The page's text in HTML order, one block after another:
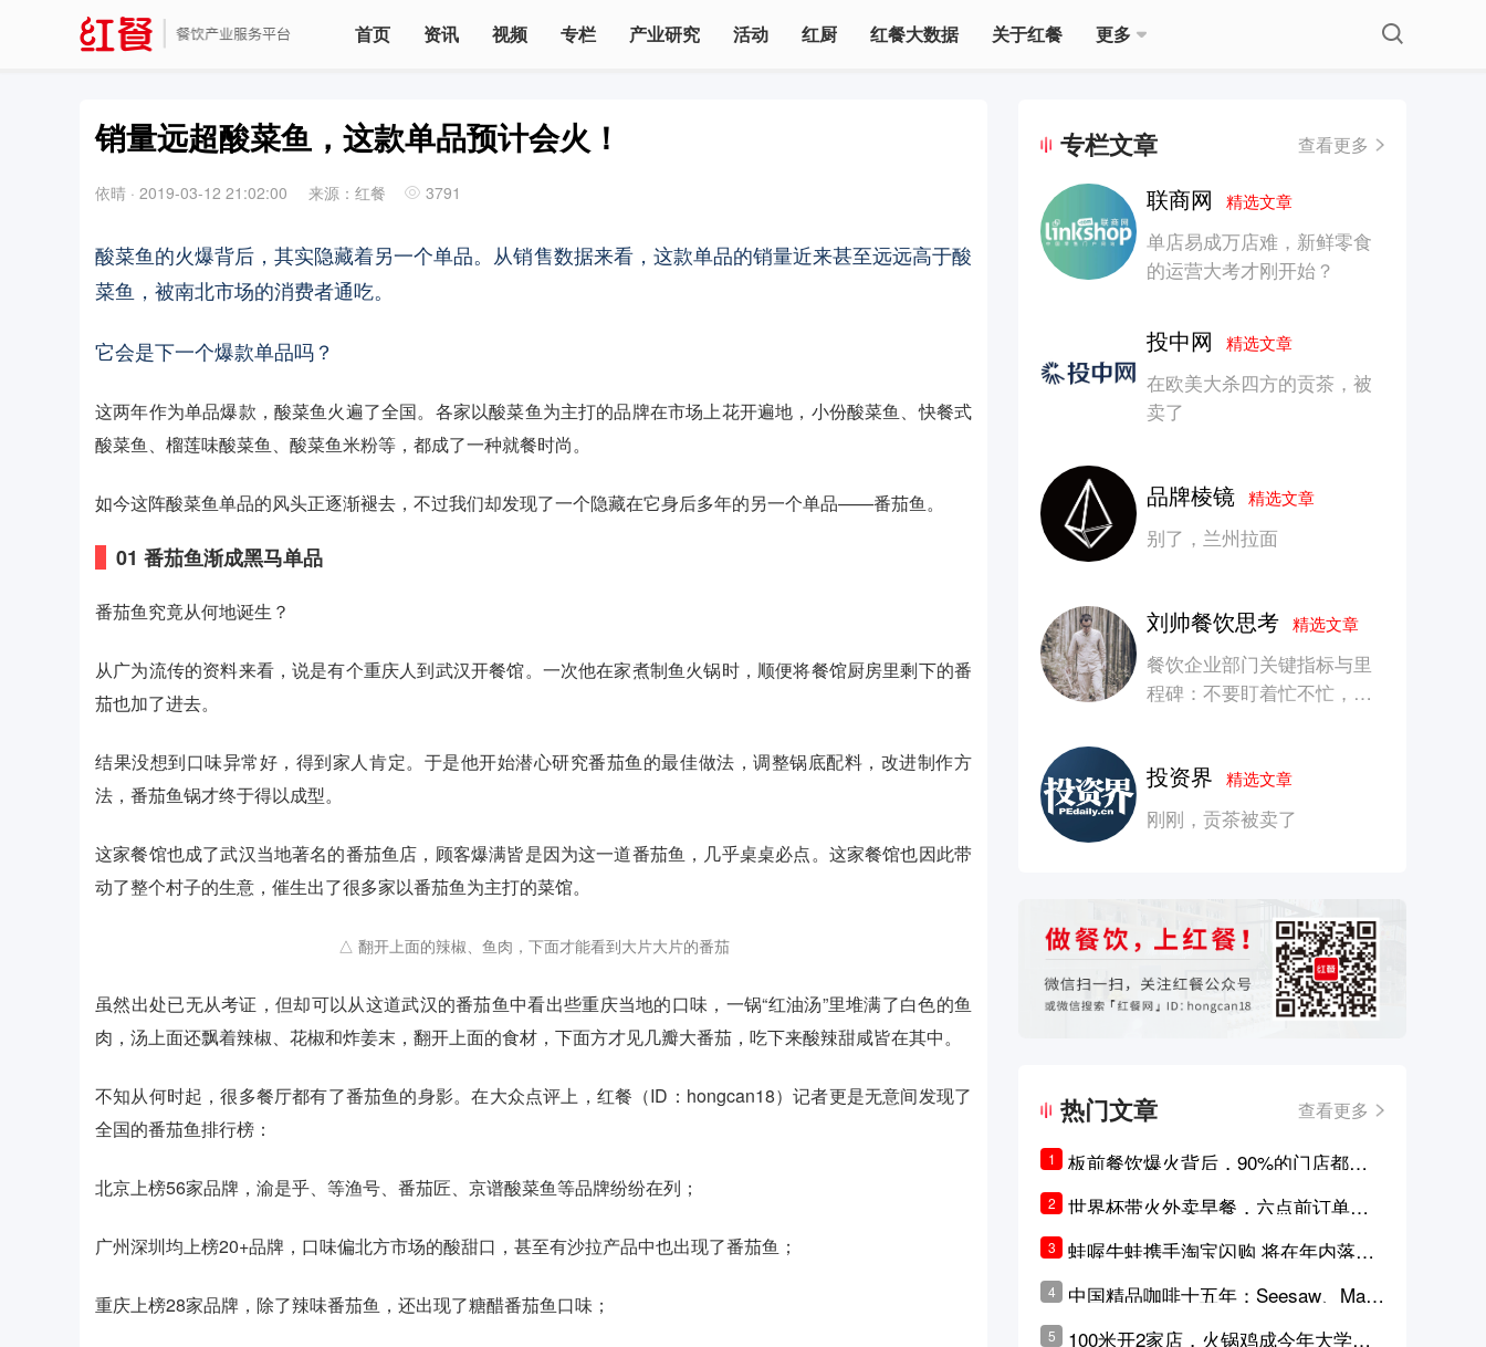
首页 资讯 视频 专栏 产业研究 活动 红厨 红餐大数据 关于红餐 更多
销量远超酸菜鱼，这款单品预计会火！
依晴 · 2019-03-12 21:02:00 来源：红餐 3791
酸菜鱼的火爆背后，其实隐藏着另一个单品。从销售数据来看，这款单品的销量近来甚至远远高于酸
菜鱼，被南北市场的消费者通吃。
它会是下一个爆款单品吗？
这两年作为单品爆款，酸菜鱼火遍了全国。各家以酸菜鱼为主打的品牌在市场上花开遍地，小份酸菜鱼、快餐式
酸菜鱼、榴莲味酸菜鱼、酸菜鱼米粉等，都成了一种就餐时尚。
如今这阵酸菜鱼单品的风头正逐渐褪去，不过我们却发现了一个隐藏在它身后多年的另一个单品——番茄鱼。
01 番茄鱼渐成黑马单品
番茄鱼究竟从何地诞生？
从广为流传的资料来看，说是有个重庆人到武汉开餐馆。一次他在家煮制鱼火锅时，顺便将餐馆厨房里剩下的番
茄也加了进去。
结果没想到口味异常好，得到家人肯定。于是他开始潜心研究番茄鱼的最佳做法，调整锅底配料，改进制作方
法，番茄鱼锅才终于得以成型。
这家餐馆也成了武汉当地著名的番茄鱼店，顾客爆满皆是因为这一道番茄鱼，几乎桌桌必点。这家餐馆也因此带
动了整个村子的生意，催生出了很多家以番茄鱼为主打的菜馆。
△ 翻开上面的辣椒、鱼肉，下面才能看到大片大片的番茄
虽然出处已无从考证，但却可以从这道武汉的番茄鱼中看出些重庆当地的口味，一锅“红油汤”里堆满了白色的鱼
肉，汤上面还飘着辣椒、花椒和炸姜末，翻开上面的食材，下面方才见几瓣大番茄，吃下来酸辣甜咸皆在其中。
不知从何时起，很多餐厅都有了番茄鱼的身影。在大众点评上，红餐（ID：hongcan18）记者更是无意间发现了
全国的番茄鱼排行榜：
北京上榜56家品牌，渝是乎、等渔号、番茄匠、京谱酸菜鱼等品牌纷纷在列；
广州深圳均上榜20+品牌，口味偏北方市场的酸甜口，甚至有沙拉产品中也出现了番茄鱼；
重庆上榜28家品牌，除了辣味番茄鱼，还出现了糖醋番茄鱼口味；
专栏文章 查看更多
联商网精选文章
单店易成万店难，新鲜零食
的运营大考才刚开始？
投中网精选文章
在欧美大杀四方的贡茶，被
卖了
品牌棱镜精选文章
别了，兰州拉面
刘帅餐饮思考精选文章
餐饮企业部门关键指标与里
程碑：不要盯着忙不忙，要
投资界精选文章
刚刚，贡茶被卖了
热门文章 查看更多
1
板前餐饮爆火背后，90%的门店都只
是徒有其表的刻意作秀？
2
世界杯带火外卖早餐，六点前订单大
涨超5成，巴西比赛成“早餐带货王”
3
蛙喔牛蛙携手淘宝闪购 将在年内落地3
4
中国精品咖啡十五年：Seesaw、Man
ner、M Stand为何结出了不同的果
5
100米开2家店，火锅鸡成今年大学城